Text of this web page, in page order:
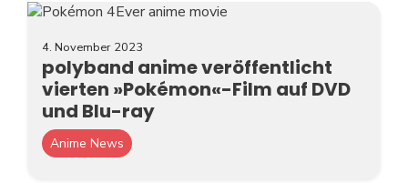
4. November 2023
polyband anime veröffentlicht
vierten »Pokémon«-Film auf DVD
und Blu-ray
Anime News